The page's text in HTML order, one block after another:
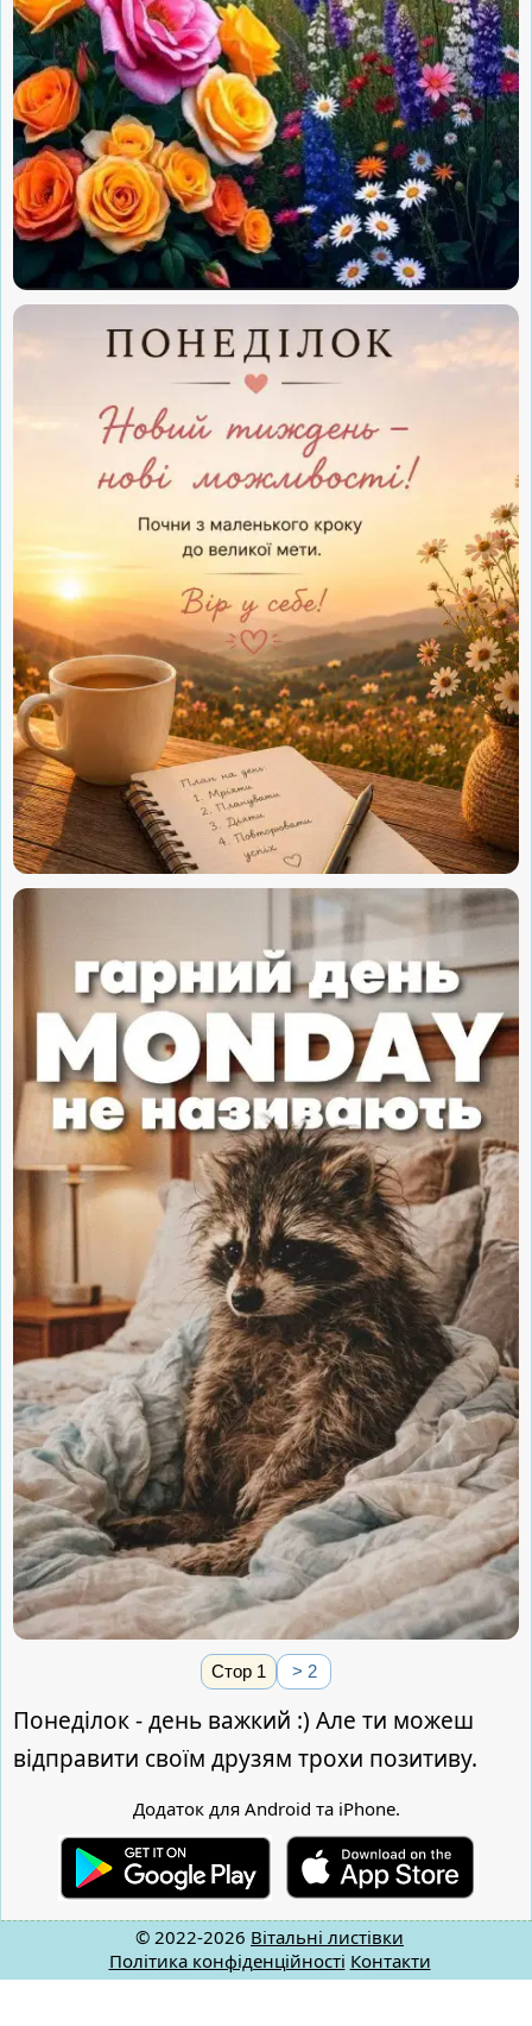
Стор 1 > 2
Понеділок - день важкий :) Але ти можеш
відправити своїм друзям трохи позитиву.
Додаток для Android та iPhone.
© 2022-2026 Вітальні листівки
Політика конфіденційності Контакти